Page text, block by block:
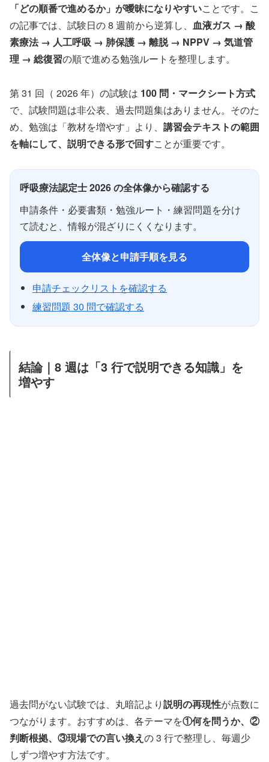
「どの順番で進めるか」が曖昧になりやすいことです。こ
の記事では、試験日の 8 週前から逆算し、 血液ガス → 酸
素療法 → 人工呼吸 → 肺保護 → 離脱 → NPPV → 気道管
理 → 総復習の順で進める勉強ルートを整理します。
第 31 回（ 2026 年）の試験は 100 問・マークシート方式
で、試験問題は非公表、過去問題集はありません。そのた
め、勉強は「教材を増やす」より、 講習会テキストの範囲
を軸にして、説明できる形で回すことが重要です。
呼吸療法認定士 2026 の全体像から確認する
申請条件・必要書類・勉強ルート・練習問題を分け
て読むと、情報が混ざりにくくなります。
全体像と申請手順を見る
申請チェックリストを確認する
練習問題 30 問で確認する
結論｜8 週は「3 行で説明できる知識」を
増やす
過去問がない試験では、丸暗記より説明の再現性が点数に
つながります。おすすめは、各テーマを①何を問うか、②
判断根拠、③現場での言い換えの 3 行で整理し、毎週少
しずつ増やす方法です。